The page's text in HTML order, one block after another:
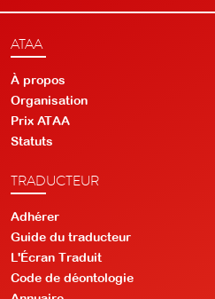
ATAA
À propos
Organisation
Prix ATAA
Statuts
TRADUCTEUR
Adhérer
Guide du traducteur
L'Écran Traduit
Code de déontologie